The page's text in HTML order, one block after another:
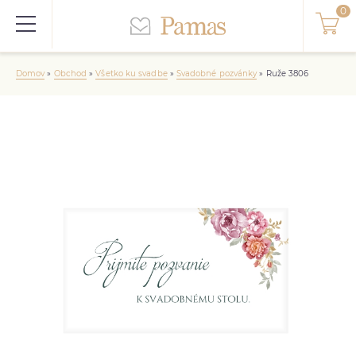
Domov» Obchod »Všetko ku svadbe» Svadobné pozvánky » Ruže 3806